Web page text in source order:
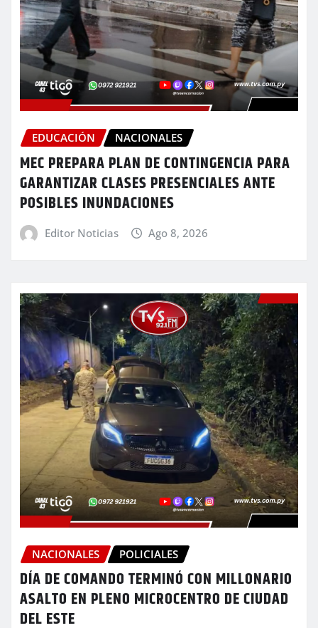
EDUCACIÓN NACIONALES
MEC PREPARA PLAN DE CONTINGENCIA PARA
GARANTIZAR CLASES PRESENCIALES ANTE
POSIBLES INUNDACIONES
Editor Noticias Ago 8, 2026
NACIONALES POLICIALES
DÍA DE COMANDO TERMINÓ CON MILLONARIO
ASALTO EN PLENO MICROCENTRO DE CIUDAD
DEL ESTE